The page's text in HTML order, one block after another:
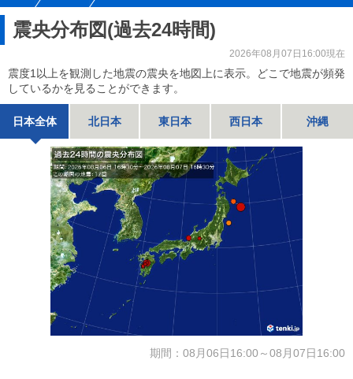
震央分布図(過去24時間)
2026年08月07日16:00現在
震度1以上を観測した地震の震央を地図上に表示。どこで地震が頻発
しているかを見ることができます。
日本全体 北日本 東日本 西日本 沖縄
期間：08月06日16:00～08月07日16:00